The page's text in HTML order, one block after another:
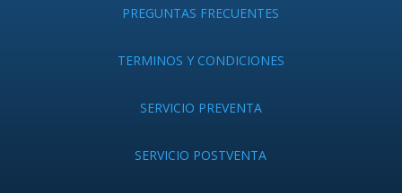
PREGUNTAS FRECUENTES
TERMINOS Y CONDICIONES
SERVICIO PREVENTA
SERVICIO POSTVENTA